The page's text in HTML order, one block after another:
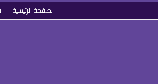
الصفحة الرئيسية